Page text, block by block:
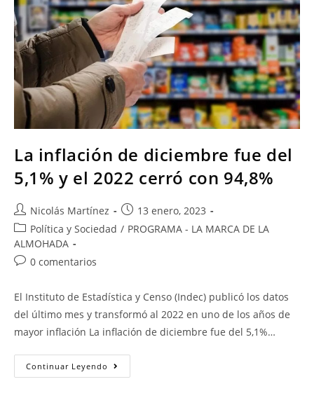
La inflación de diciembre fue del
5,1% y el 2022 cerró con 94,8%
Nicolás Martínez
13 enero, 2023
Política y Sociedad / PROGRAMA - LA MARCA DE LA
ALMOHADA
0 comentarios
El Instituto de Estadística y Censo (Indec) publicó los datos
del último mes y transformó al 2022 en uno de los años de
mayor inflación La inflación de diciembre fue del 5,1%…
Continuar Leyendo